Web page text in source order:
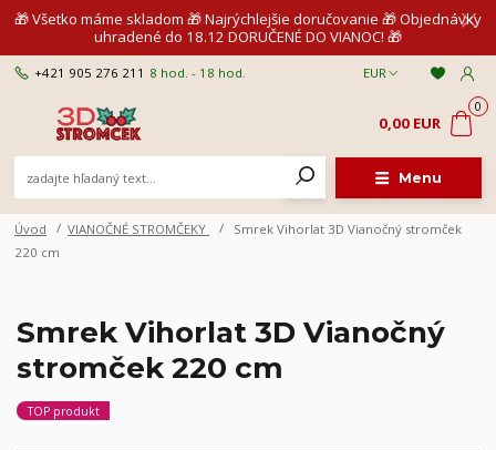
🎁 Všetko máme skladom 🎁 Najrýchlejšie doručovanie 🎁 Objednávky
uhradené do 18.12 DORUČENÉ DO VIANOC! 🎁
Menu
EUR
+421 905 276 211 8 hod. - 18 hod.
0
0,00 EUR
Úvod VIANOČNÉ STROMČEKY
Smrek Vihorlat 3D Vianočný stromček
220 cm
Smrek Vihorlat 3D Vianočný
stromček 220 cm
TOP produkt